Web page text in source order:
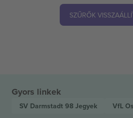
SZŰRŐK
Gyors linkek
SV Darmstadt 98 Jegyek VfL